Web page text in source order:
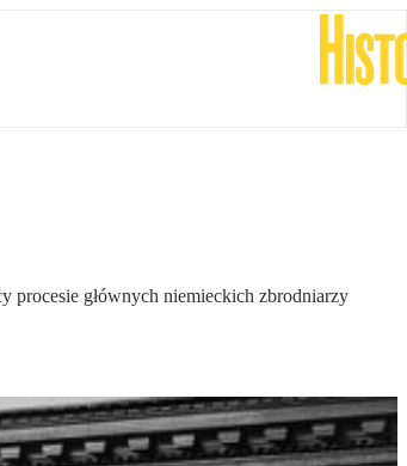
procesie głównych niemieckich zbrodniarzy